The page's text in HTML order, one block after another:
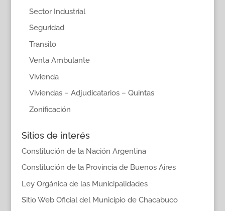
Sector Industrial
Seguridad
Transito
Venta Ambulante
Vivienda
Viviendas – Adjudicatarios – Quintas
Zonificación
Sitios de interés
Constitución de la Nación Argentina
Constitución de la Provincia de Buenos Aires
Ley Orgánica de las Municipalidades
Sitio Web Oficial del Municipio de Chacabuco